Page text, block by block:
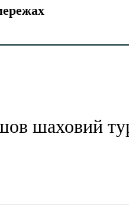
шаховий